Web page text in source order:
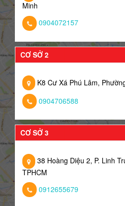
Minh
0904072157
CƠ SỞ 2
K8 Cư Xá Phú Lâm,
0904706588
CƠ SỞ 3
38 Hoàng Diệu 2, P. Linh
TPHCM
0912655679